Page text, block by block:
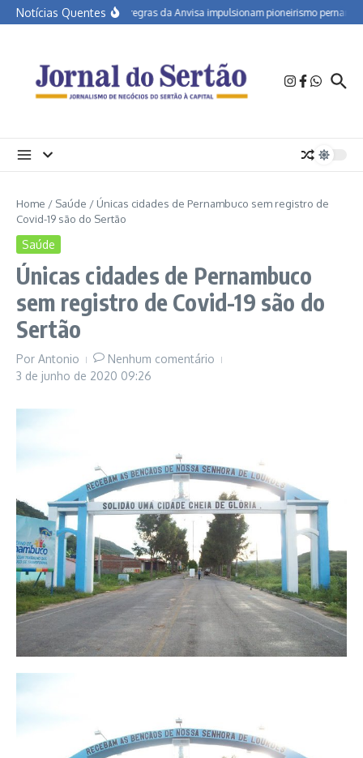
Ir para o conteúdo
Notícias QuentesNovas regras da Anvisa impulsionam pioneirismo
Home / Saúde / Únicas cidades de Pernambuco sem registro de
Covid-19 são do Sertão
Saúde
Únicas cidades de Pernambuco
sem registro de Covid-19 são do
Sertão
Por Antonio
Nenhum comentário
3 de junho de 2020 09:26